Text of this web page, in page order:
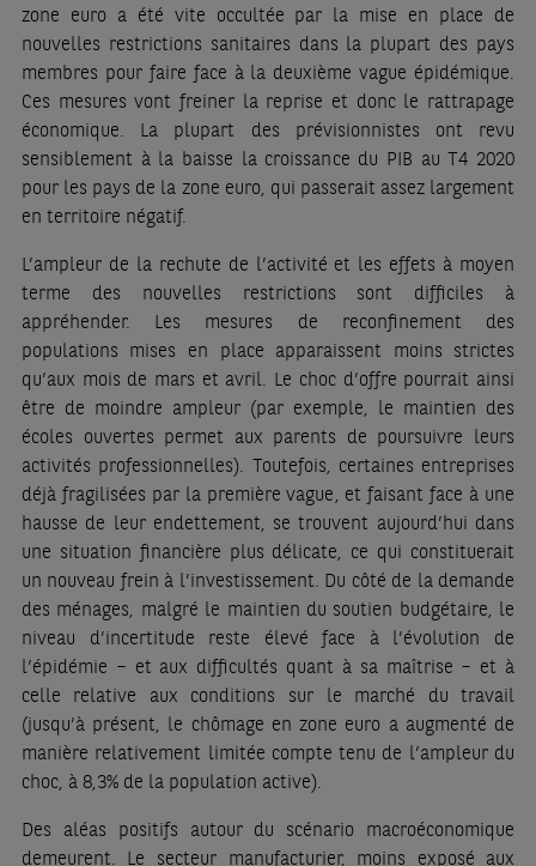
zone euro a été vite occultée par la mise en place de
nouvelles restrictions sanitaires dans la plupart des pays
membres pour faire face à la deuxième vague épidémique.
Ces mesures vont freiner la reprise et donc le rattrapage
économique. La plupart des prévisionnistes ont revu
sensiblement à la baisse la croissance du PIB au T4 2020
pour les pays de la zone euro, qui passerait assez largement
en territoire négatif.
L’ampleur de la rechute de l’activité et les effets à moyen
terme des nouvelles restrictions sont difficiles à
appréhender. Les mesures de reconfinement des
populations mises en place apparaissent moins strictes
qu’aux mois de mars et avril. Le choc d’offre pourrait ainsi
être de moindre ampleur (par exemple, le maintien des
écoles ouvertes permet aux parents de poursuivre leurs
activités professionnelles). Toutefois, certaines entreprises
déjà fragilisées par la première vague, et faisant face à une
hausse de leur endettement, se trouvent aujourd’hui dans
une situation financière plus délicate, ce qui constituerait
un nouveau frein à l’investissement. Du côté de la demande
des ménages, malgré le maintien du soutien budgétaire, le
niveau d’incertitude reste élevé face à l’évolution de
l’épidémie – et aux difficultés quant à sa maîtrise – et à
celle relative aux conditions sur le marché du travail
(jusqu’à présent, le chômage en zone euro a augmenté de
manière relativement limitée compte tenu de l’ampleur du
choc, à 8,3% de la population active).
Des aléas positifs autour du scénario macroéconomique
demeurent. Le secteur manufacturier, moins exposé aux